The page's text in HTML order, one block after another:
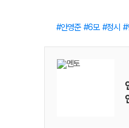
안영준 6모 정시